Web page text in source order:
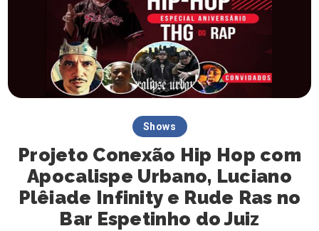
Shows
Projeto Conexão Hip Hop com
Apocalispe Urbano, Luciano
Plêiade Infinity e Rude Ras no
Bar Espetinho do Juiz